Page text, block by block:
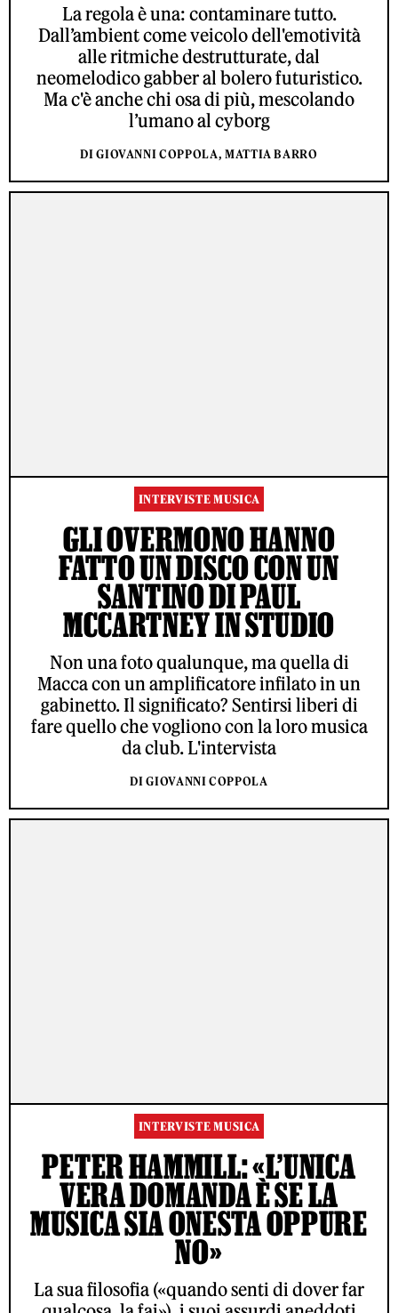
La regola è una: contaminare tutto.
Dall’ambient come veicolo dell'emotività
alle ritmiche destrutturate, dal
neomelodico gabber al bolero futuristico.
Ma c'è anche chi osa di più, mescolando
l’umano al cyborg
DI GIOVANNI COPPOLA, MATTIA BARRO
INTERVISTE MUSICA
GLI OVERMONO HANNO
FATTO UN DISCO CON UN
SANTINO DI PAUL
MCCARTNEY IN STUDIO
Non una foto qualunque, ma quella di
Macca con un amplificatore infilato in un
gabinetto. Il significato? Sentirsi liberi di
fare quello che vogliono con la loro musica
da club. L'intervista
DI GIOVANNI COPPOLA
INTERVISTE MUSICA
PETER HAMMILL: «L’UNICA
VERA DOMANDA È SE LA
MUSICA SIA ONESTA OPPURE
NO»
La sua filosofia («quando senti di dover far